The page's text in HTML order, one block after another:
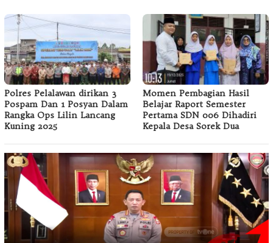
Polres Pelalawan dirikan 3
Pospam Dan 1 Posyan Dalam
Rangka Ops Lilin Lancang
Kuning 2025
Momen Pembagian Hasil
Belajar Raport Semester
Pertama SDN 006 Dihadiri
Kepala Desa Sorek Dua